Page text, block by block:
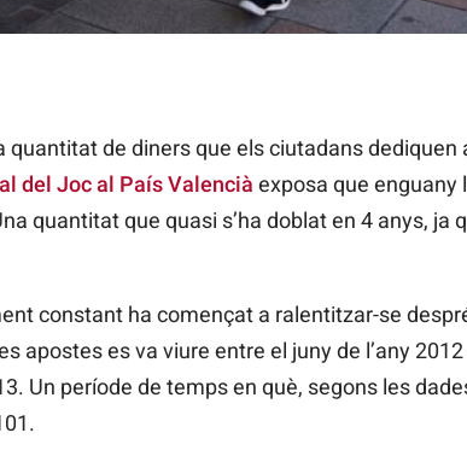
quantitat de diners que els ciutadans
del Joc al País Valencià exposa que enguany
quantitat que quasi s’ha doblat en 4 anys,
constant ha començat a ralentitzar-se
apostes es va viure entre el juny de l’any
Un període de temps en què, segons les